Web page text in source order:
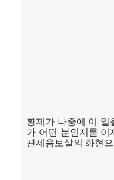
황제가 나중에 이 일
가 어떤 분인지를 이
관세음보살의 화현